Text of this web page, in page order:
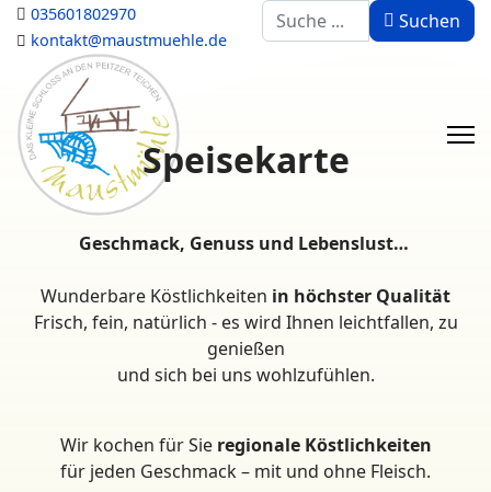
035601802970
kontakt@maustmuehle.de
Suchen Suchen
Speisekarte
Geschmack, Genuss und Lebenslust…
Wunderbare Köstlichkeiten in höchster Qualität
Frisch, fein, natürlich - es wird Ihnen leichtfallen, zu
genießen
und sich bei uns wohlzufühlen.
Wir kochen für Sie regionale Köstlichkeiten
für jeden Geschmack – mit und ohne Fleisch.